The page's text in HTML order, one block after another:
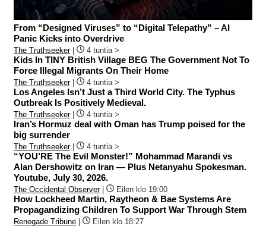
From “Designed Viruses” to “Digital Telepathy” – AI
Panic Kicks into Overdrive
The Truthseeker| 4 tuntia >
Kids In TINY British Village BEG The Government Not To
Force Illegal Migrants On Their Home
The Truthseeker| 4 tuntia >
Los Angeles Isn’t Just a Third World City. The Typhus
Outbreak Is Positively Medieval.
The Truthseeker| 4 tuntia >
Iran’s Hormuz deal with Oman has Trump poised for the
big surrender
The Truthseeker| 4 tuntia >
“YOU’RE The Evil Monster!” Mohammad Marandi vs
Alan Dershowitz on Iran — Plus Netanyahu Spokesman.
Youtube, July 30, 2026.
The Occidental Observer| Eilen klo 19:00
How Lockheed Martin, Raytheon & Bae Systems Are
Propagandizing Children To Support War Through Stem
Renegade Tribune | Eilen klo 18:27